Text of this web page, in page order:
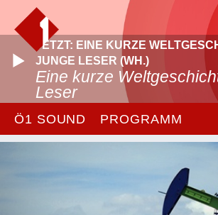
JETZT: EINE KURZE
JUNGE LESER (WH.)
Eine kurze
Leser
Ö1 SOUND PROGRAMM